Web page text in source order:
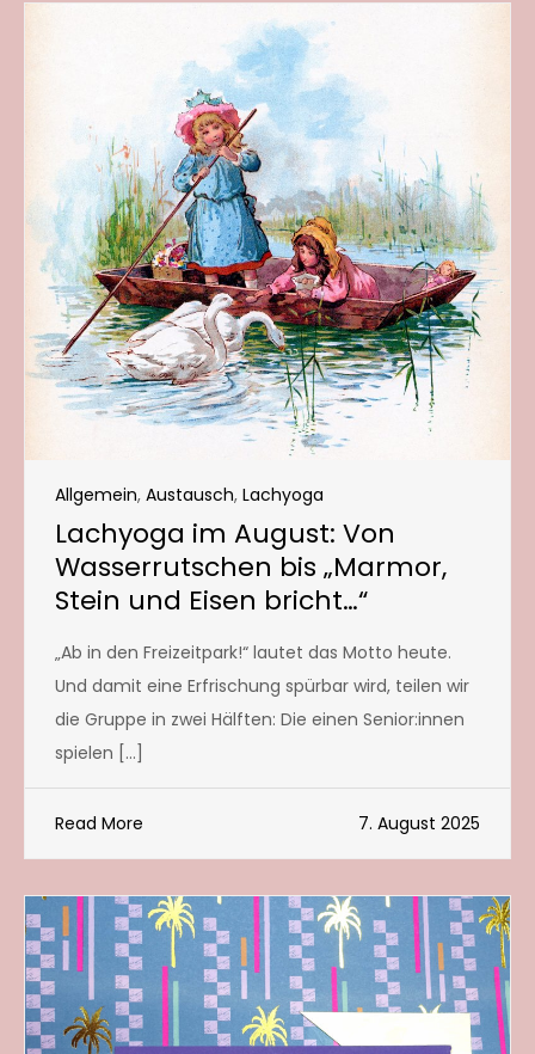
Allgemein, Austausch, Lachyoga
Lachyoga im August: Von
Wasserrutschen bis „Marmor,
Stein und Eisen bricht…“
„Ab in den Freizeitpark!“ lautet das Motto heute.
Und damit eine Erfrischung spürbar wird, teilen wir
die Gruppe in zwei Hälften: Die einen Senior:innen
spielen […]
Read More 7. August 2025